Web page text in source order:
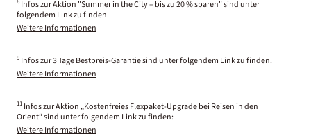
6 Infos zur Aktion "Summer in the City – bis zu 20 % sparen" sind unter
folgendem Link zu finden.
Weitere Informationen
9 Infos zur 3 Tage Bestpreis-Garantie sind unter folgendem Link zu finden.
Weitere Informationen
11 Infos zur Aktion „Kostenfreies Flexpaket-Upgrade bei Reisen in den
Orient“ sind unter folgendem Link zu finden:
Weitere Informationen